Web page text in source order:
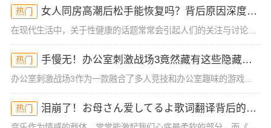
热门 女人同房高潮后松手能恢复吗？背后原因深度分析！
在现代生活中，关于性健康的话题常常会引起人们的关注与讨论，尤其是女性在同房时的体验与生理反应。很多女性可能在性生活中经历过高潮后的松手现象，但有时候会担心这种状态是否能恢复。今天，我们就来深入探讨一下
热门 手慢无！办公室刺激战场3竟然藏有这些隐藏技巧！谁懂啊
办公室刺激战场3作为一款融合了多人竞技和办公室趣味的游戏，一直以来都吸引着大批玩家的热烈关注。然而，很多玩家在初入这款游戏时，常常会被复杂的操作和激烈的竞争环境所困扰，尤其是如何在短短的游戏时间里获得
热门 泪崩了！お母さん爱してるよ歌词翻译背后的深情秘密！你可能从未注意到的细节